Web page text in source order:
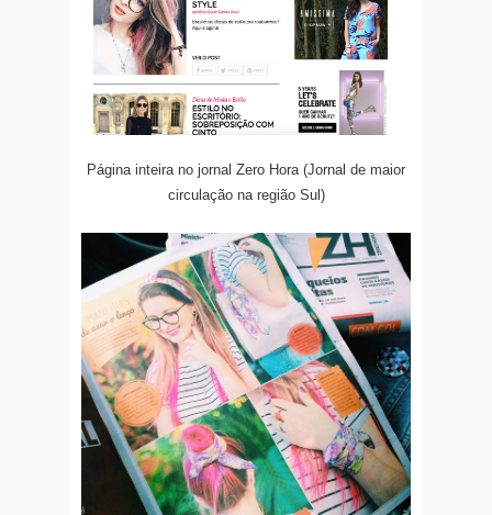
Página inteira no jornal Zero Hora (Jornal de maior
circulação na região Sul)